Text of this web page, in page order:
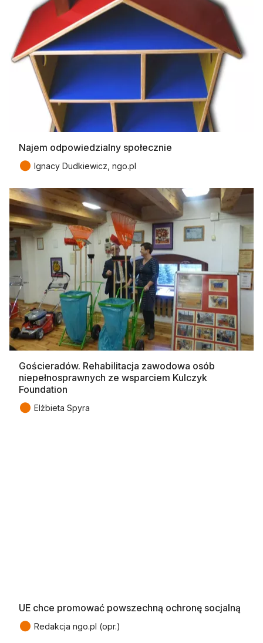
Najem odpowiedzialny społecznie
● Ignacy Dudkiewicz, ngo.pl
Gościeradów. Rehabilitacja zawodowa osób
niepełnosprawnych ze wsparciem Kulczyk
Foundation
● Elżbieta Spyra
UE chce promować powszechną ochronę socjalną
● Redakcja ngo.pl (opr.)